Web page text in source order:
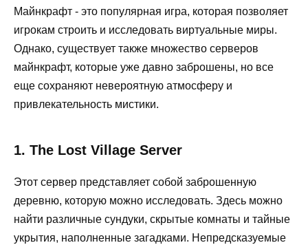
Майнкрафт - это популярная игра, которая позволяет
игрокам строить и исследовать виртуальные миры.
Однако, существует также множество серверов
майнкрафт, которые уже давно заброшены, но все
еще сохраняют невероятную атмосферу и
привлекательность мистики.
1. The Lost Village Server
Этот сервер представляет собой заброшенную
деревню, которую можно исследовать. Здесь можно
найти различные сундуки, скрытые комнаты и тайные
укрытия, наполненные загадками. Непредсказуемые